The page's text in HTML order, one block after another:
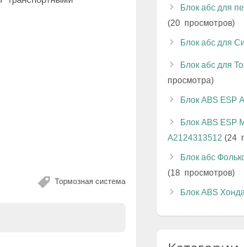
Тормозная система
Блок абс для
(20 просмотров)
Блок абс для
Блок абс для
просмотра)
Блок ABS ESP
Блок ABS ESP
A2124313512 (24
Блок абс
(18 просмотров)
Блок ABS